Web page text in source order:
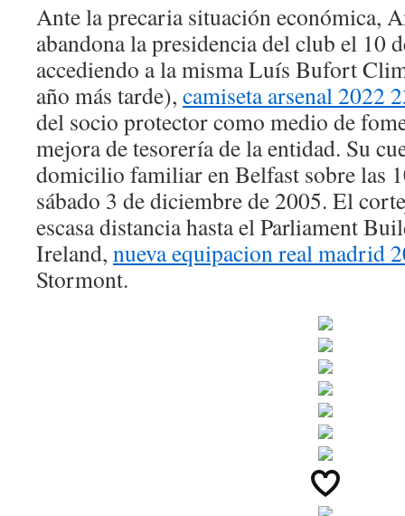
Ante la precaria situación económica,
abandona la presidencia del club el 10
accediendo a la misma Luís Bufort
año más tarde), camiseta arsenal 2022
del socio protector como medio de
mejora de tesorería de la entidad. Su
domicilio familiar en Belfast sobre las
sábado 3 de diciembre de 2005. El
escasa distancia hasta el Parliament
Ireland, nueva equipacion real madrid
Stormont.